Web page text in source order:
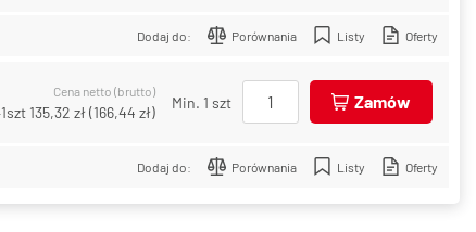
Dodaj do: Porównania Listy Oferty
Cena netto (brutto)
135,32 zł(166,44 zł)
Min. 1 szt Zamów
Dodaj do: Porównania Listy Oferty